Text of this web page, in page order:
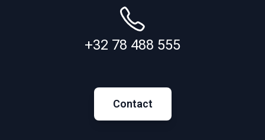
+32 78 488 555
Contact